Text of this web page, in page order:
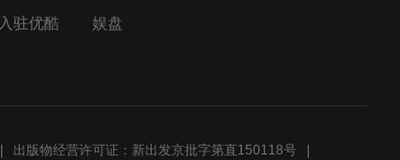
入驻优酷 娱盘
出版物经营许可证：新出发京批字第直150118号